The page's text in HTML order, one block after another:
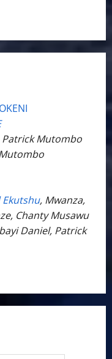
Patrick Mutombo
Ekutshu, Mwanza,
Chanty Musawu
Daniel, Patrick